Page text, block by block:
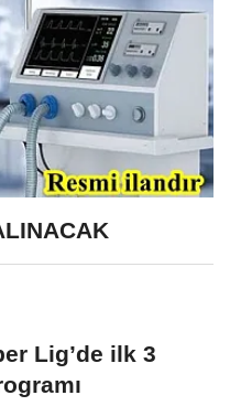
Lig’de ilk 3